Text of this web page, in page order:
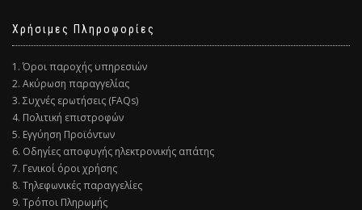
Χρήσιμες Πληροφορίες
1. Όροι παροχής υπηρεσιών
2. Ακύρωση παραγγελίας
3. Συχνές ερωτήσεις (FAQs)
4. Πολιτική επιστροφών
5. Εγγύηση Προϊόντων
6. Οδηγίες αποφυγής ηλεκτρονικής απάτης
7. Γενικοί όροι χρήσης
8. Τηλεφωνικές παραγγελίες
9. Τρόποι Πληρωμής